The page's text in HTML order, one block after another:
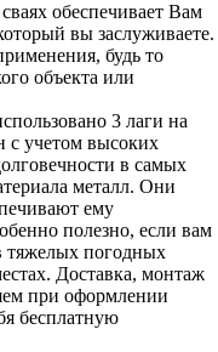
обеспечивает Вам
вы заслуживаете.
будь то
объекта или
3 лаги на
с учетом высоких
в самых
металл. Они
ему
полезно, если вам
тяжелых погодных
Доставка, монтаж
при оформлении
бесплатную